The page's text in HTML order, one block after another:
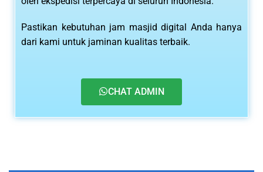
Pastikan kebutuhan jam masjid digital Anda hanya
dari kami untuk jaminan kualitas terbaik.
CHAT ADMIN